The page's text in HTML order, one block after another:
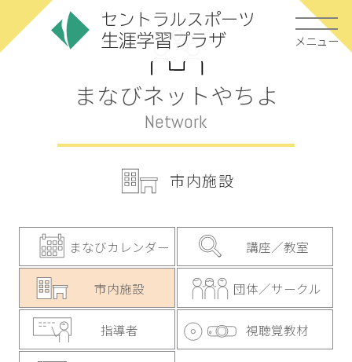
メニュー
まなびネットやちよ
Network
市内施設
まなびカレンダー 講座／教室
市内施設 団体／サークル
指導者 視聴覚教材